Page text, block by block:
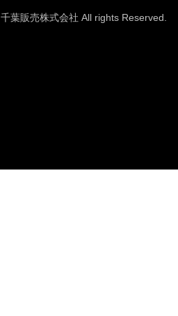
葉販売株式会社 All rights Reserved.